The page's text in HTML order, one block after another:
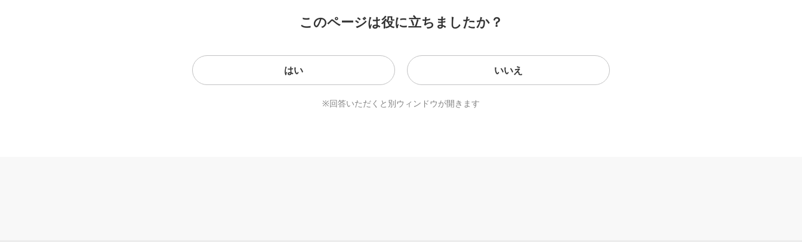
このページは役に立ちましたか？
はい いいえ
※回答いただくと別ウィンドウが開きます